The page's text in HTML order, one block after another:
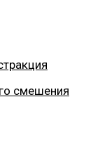
смешения